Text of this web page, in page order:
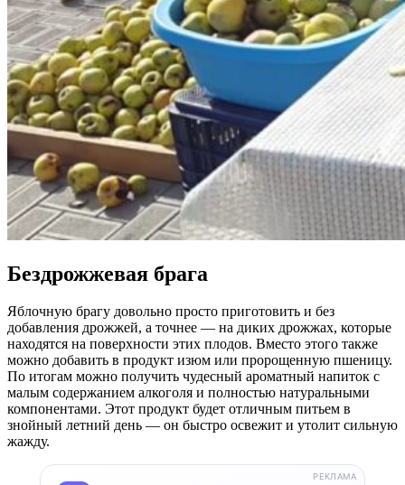
Бездрожжевая брага
Яблочную брагу довольно просто приготовить и без
добавления дрожжей, а точнее — на диких дрожжах, которые
находятся на поверхности этих плодов. Вместо этого также
можно добавить в продукт изюм или пророщенную пшеницу.
По итогам можно получить чудесный ароматный напиток с
малым содержанием алкоголя и полностью натуральными
компонентами. Этот продукт будет отличным питьем в
знойный летний день — он быстро освежит и утолит сильную
жажду.
РЕКЛАМА